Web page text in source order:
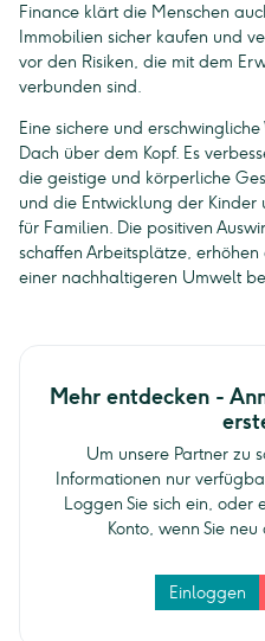
Finance klärt die Menschen
Immobilien sicher kaufen und
vor den Risiken, die mit dem
verbunden sind.
Eine sichere und
Dach über dem Kopf. Es
die geistige und körperliche
und die Entwicklung der
für Familien. Die positiven
schaffen Arbeitsplätze,
einer nachhaltigeren Umwelt
Mehr entdecken -
Um unsere Partner zu
Informationen nur
Loggen Sie sich ein, oder
Konto, wenn Sie
Einloggen